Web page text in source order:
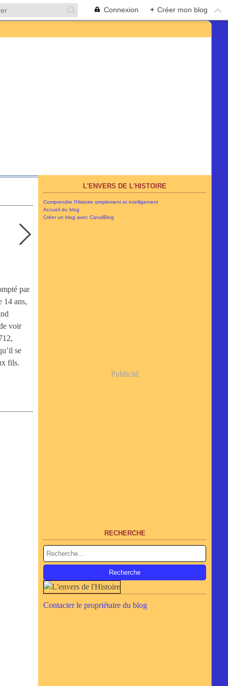
Connexion + Créer mon blog
par
14 ans,
voir
se
fils.
L'ENVERS DE L'HISTOIRE
Comprendre l'Histoire simplement et intelligement
Accueil du blog
Créer un blog avec CanalBlog
Publicité
RECHERCHE
Contacter le propriétaire du blog